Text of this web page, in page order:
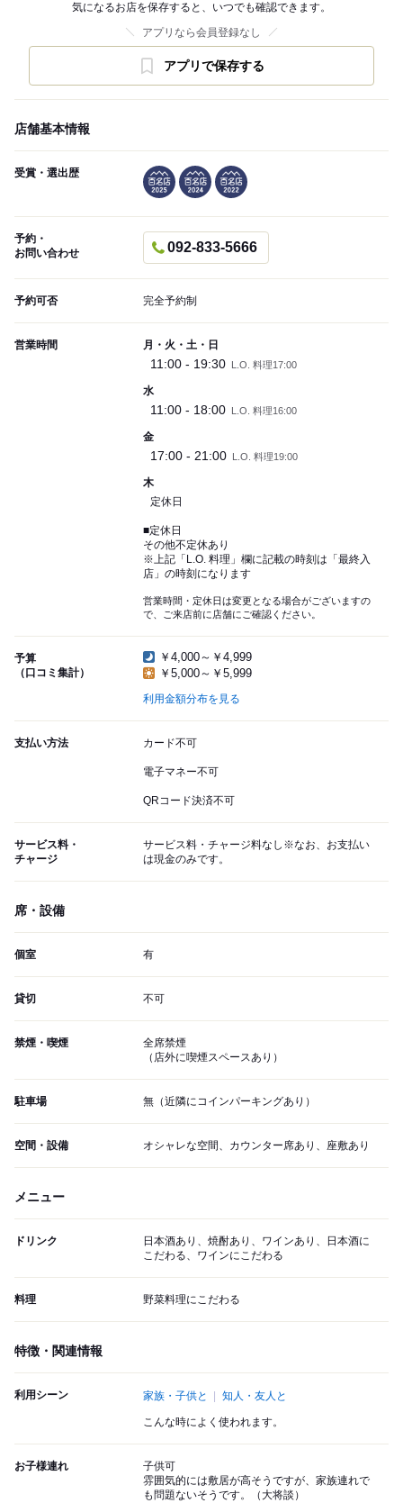
気になるお店を保存すると、いつでも確認できます。
アプリなら会員登録なし
アプリで保存する
店舗基本情報
受賞・選出歴
予約・
お問い合わせ
092-833-5666
予約可否 完全予約制
営業時間 月・火・土・日
11:00 - 19:30 L.O. 料理17:00
水
11:00 - 18:00 L.O. 料理16:00
金
17:00 - 21:00 L.O. 料理19:00
木
定休日
■定休日
その他不定休あり
※上記「L.O. 料理」欄に記載の時刻は「最終入
店」の時刻になります
営業時間・定休日は変更となる場合がございますの
で、ご来店前に店舗にご確認ください。
予算
（口コミ集計）
￥4,000～￥4,999
￥5,000～￥5,999
利用金額分布を見る
支払い方法 カード不可
電子マネー不可
QRコード決済不可
サービス料・
チャージ
サービス料・チャージ料なし※なお、お支払い
は現金のみです。
席・設備
個室 有
貸切 不可
禁煙・喫煙
全席禁煙
（店外に喫煙スペースあり）
駐車場 無（近隣にコインパーキングあり）
空間・設備 オシャレな空間、カウンター席あり、座敷あり
メニュー
ドリンク
日本酒あり、焼酎あり、ワインあり、日本酒に
こだわる、ワインにこだわる
料理 野菜料理にこだわる
特徴・関連情報
利用シーン 家族・子供と 知人・友人と
こんな時によく使われます。
お子様連れ
子供可
雰囲気的には敷居が高そうですが、家族連れで
も問題ないそうです。（大将談）